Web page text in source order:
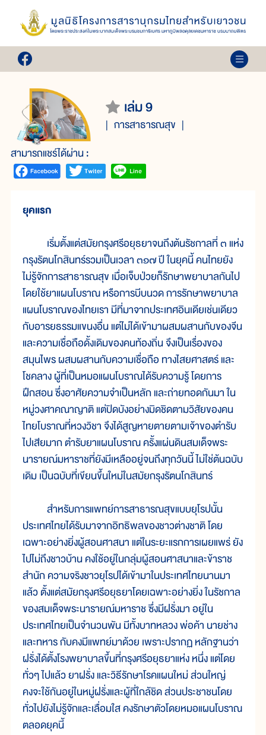
เล่ม 9
การสาธารณสุข
สามารถแชร์ได้ผ่าน :
ยุคแรก
เริ่มตั้งแต่สมัยกรุงศรีอยุธยาจนถึงต้นรัชกาลที่ ๓ แห่ง
กรุงรัตนโกสินทร์รวมเป็นเวลา ๓๑๗ ปี ในยุคนี้ คนไทยยัง
ไม่รู้จักการสาธารณสุข เมื่อเจ็บป่วยก็รักษาพยาบาลกันไป
โดยใช้ยาแผนโบราณ หรือการบีบนวด การรักษาพยาบาล
แผนโบราณของไทยเรา มีที่มาจากประเทศอินเดียเช่นเดียว
กับอารยธรรมแขนงอื่น แต่ไม่ได้เข้ามาผสมผสานกับของจีน
และความเชื่อถือดั้งเดิมของคนท้องถิ่น จึงเป็นเรื่องของ
สมุนไพร ผสมผสานกับความเชื่อถือ ทางไสยศาสตร์ และ
โชคลาง ผู้ที่เป็นหมอแผนโบราณได้รับความรู้ โดยการ
ฝึกสอน ซึ่งอาศัยความจำเป็นหลัก และถ่ายทอดกันมา ใน
หมู่วงศาคณาญาติ แต่ปิดบังอย่างมิดชิดตามวิสัยของคน
ไทยโบราณที่หวงวิชา จึงได้สูญหายตายตามเจ้าของตำรับ
ไปเสียมาก ตำรับยาแผนโบราณ ครั้งแผ่นดินสมเด็จพระ
นารายณ์มหาราชที่ยังมีเหลืออยู่จนถึงทุกวันนี้ ไม่ใช่ต้นฉบับ
เดิม เป็นฉบับที่เขียนขึ้นใหม่ในสมัยกรุงรัตนโกสินทร์
สำหรับการแพทย์การสาธารณสุขแบบยุโรปนั้น
ประเทศไทยได้รับมาจากอิทธิพลของชาวต่างชาติ โดย
เฉพาะอย่างยิ่งผู้สอนศาสนา แต่ในระยะแรกการเผยแพร่ ยัง
ไปไม่ถึงชาวบ้าน คงใช้อยู่ในกลุ่มผู้สอนศาสนาและข้าราช
สำนัก ความจริงชาวยุโรปได้เข้ามาในประเทศไทยนานมา
แล้ว ตั้งแต่สมัยกรุงศรีอยุธยาโดยเฉพาะอย่างยิ่ง ในรัชกาล
ของสมเด็จพระนารายณ์มหาราช ซึ่งมีฝรั่งมา อยู่ใน
ประเทศไทยเป็นจำนวนพัน มีทั้งบาทหลวง พ่อค้า นายช่าง
และทหาร กับคงมีแพทย์มาด้วย เพราะปรากฏ หลักฐานว่า
ฝรั่งได้ตั้งโรงพยาบาลขึ้นที่กรุงศรีอยุธยาแห่ง หนึ่ง แต่โดย
ทั่วๆ ไปแล้ว ยาฝรั่ง และวิธีรักษาโรคแผนใหม่ ส่วนใหญ่
คงจะใช้กันอยู่ในหมู่ฝรั่งและผู้ที่ใกล้ชิด ส่วนประชาชนโดย
ทั่วไปยังไม่รู้จักและเลื่อมใส คงรักษาตัวโดยหมอแผนโบราณ
ตลอดยุคนี้